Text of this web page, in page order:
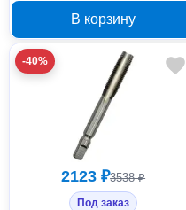
М12х0.75, Р6М5
В корзину
-40%
2123 ₽3538 ₽
Под заказ